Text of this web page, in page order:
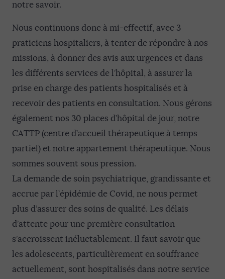
notre savoir.
Nous continuons donc à mi-effectif, avec 3
praticiens hospitaliers, à tenter de répondre à nos
missions, à donner des avis aux urgences et dans
les différents services de l’hôpital, à assurer la
prise en charge des patients hospitalisés et à
recevoir des patients en consultation. Nous gérons
également nos 30 places d’hôpital de jour, notre
CATTP (centre d’accueil thérapeutique à temps
partiel) et notre appartement thérapeutique. Nous
sommes souvent sous pression.
La demande de soin psychiatrique, grandissante et
accrue par l’épidémie de Covid, ne nous permet
plus d’assurer des soins de qualité. Les délais
d’attente pour une première consultation
s’accroissent inéluctablement. Il faut savoir que
les adolescents, particulièrement en souffrance
actuellement, sont hospitalisés dans notre service